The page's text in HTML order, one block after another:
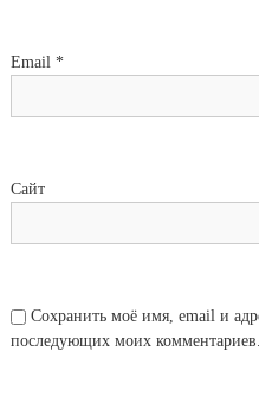
Email *
Сайт
Сохранить моё имя, email и
последующих моих комментариев.